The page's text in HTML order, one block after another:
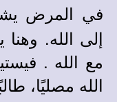
في المرض
إلى الله.
مع الله .
الله مصليًا،